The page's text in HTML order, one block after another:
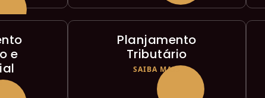
e
Planjamento
Tributário
SAIBA MAIS